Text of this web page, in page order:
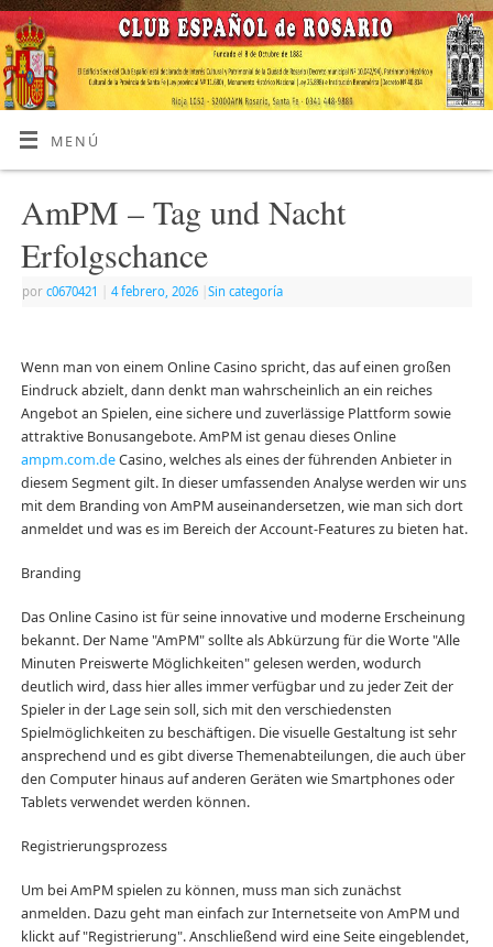
MENÚ
AmPM – Tag und Nacht
Erfolgschance
por c0670421 4 febrero, 2026 Sin categoría
Wenn man von einem Online Casino spricht, das auf einen großen
Eindruck abzielt, dann denkt man wahrscheinlich an ein reiches
Angebot an Spielen, eine sichere und zuverlässige Plattform sowie
attraktive Bonusangebote. AmPM ist genau dieses Online
ampm.com.deCasino, welches als eines der führenden Anbieter in
diesem Segment gilt. In dieser umfassenden Analyse werden wir uns
mit dem Branding von AmPM auseinandersetzen, wie man sich dort
anmeldet und was es im Bereich der Account-Features zu bieten hat.
Branding
Das Online Casino ist für seine innovative und moderne Erscheinung
bekannt. Der Name "AmPM" sollte als Abkürzung für die Worte "Alle
Minuten Preiswerte Möglichkeiten" gelesen werden, wodurch
deutlich wird, dass hier alles immer verfügbar und zu jeder Zeit der
Spieler in der Lage sein soll, sich mit den verschiedensten
Spielmöglichkeiten zu beschäftigen. Die visuelle Gestaltung ist sehr
ansprechend und es gibt diverse Themenabteilungen, die auch über
den Computer hinaus auf anderen Geräten wie Smartphones oder
Tablets verwendet werden können.
Registrierungsprozess
Um bei AmPM spielen zu können, muss man sich zunächst
anmelden. Dazu geht man einfach zur Internetseite von AmPM und
klickt auf "Registrierung". Anschließend wird eine Seite eingeblendet,